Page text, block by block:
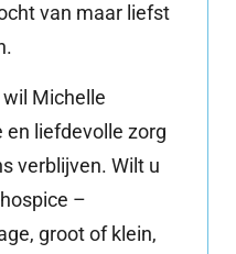
van maar liefst
Michelle
en liefdevolle zorg
verblijven. Wilt u
–
groot of klein,